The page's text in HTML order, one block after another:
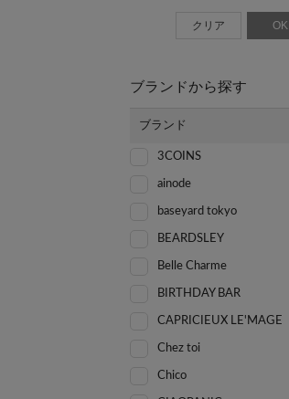
クリア OK
ブランドから探す
ブランド
3COINS
ainode
baseyard tokyo
BEARDSLEY
Belle Charme
BIRTHDAY BAR
CAPRICIEUX LE'MAGE
Chez toi
Chico